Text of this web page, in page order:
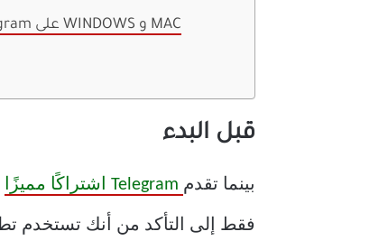
إعادة جدولة الرسائل في Telegram على WINDOWS و MAC
قبل البدء
بينما تقدم